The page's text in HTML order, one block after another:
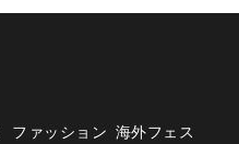
ファッション 海外フェス